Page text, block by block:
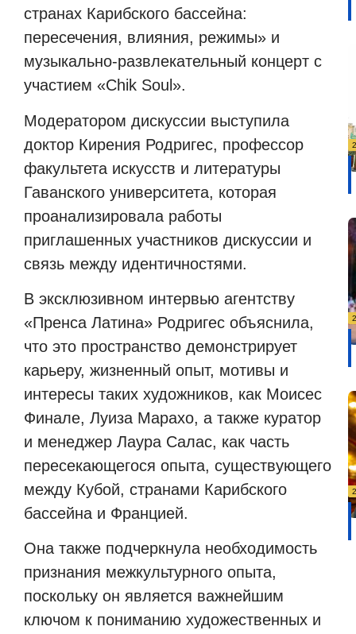
странах Карибского бассейна:
пересечения, влияния, режимы» и
музыкально-развлекательный концерт с
участием «Chik Soul».
Модератором дискуссии выступила
доктор Кирения Родригес, профессор
факультета искусств и литературы
Гаванского университета, которая
проанализировала работы
приглашенных участников дискуссии и
связь между идентичностями.
В эксклюзивном интервью агентству
«Пренса Латина» Родригес объяснила,
что это пространство демонстрирует
карьеру, жизненный опыт, мотивы и
интересы таких художников, как Моисес
Финале, Луиза Марахо, а также куратор
и менеджер Лаура Салас, как часть
пересекающегося опыта, существующего
между Кубой, странами Карибского
бассейна и Францией.
Она также подчеркнула необходимость
признания межкультурного опыта,
поскольку он является важнейшим
ключом к пониманию художественных и